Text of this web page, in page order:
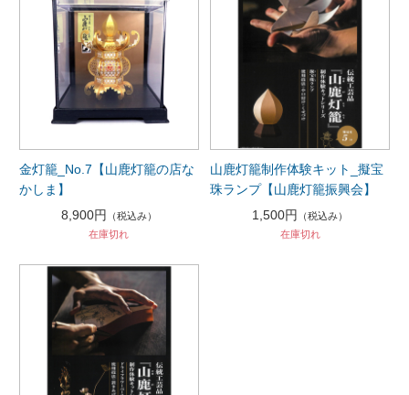
金灯籠_No.7【山鹿灯籠の店な
かしま】
8,900円
（税込み）
在庫切れ
山鹿灯籠制作体験キット_擬宝
珠ランプ【山鹿灯籠振興会】
1,500円
（税込み）
在庫切れ